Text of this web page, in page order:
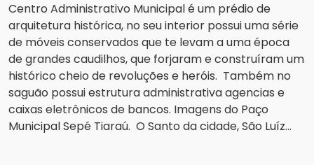
Centro Administrativo Municipal é um prédio de
arquitetura histórica, no seu interior possui uma série
de móveis conservados que te levam a uma época
de grandes caudilhos, que forjaram e construíram um
histórico cheio de revoluções e heróis. Também no
saguão possui estrutura administrativa agencias e
caixas eletrônicos de bancos. Imagens do Paço
Municipal Sepé Tiaraú. O Santo da cidade, São Luíz...